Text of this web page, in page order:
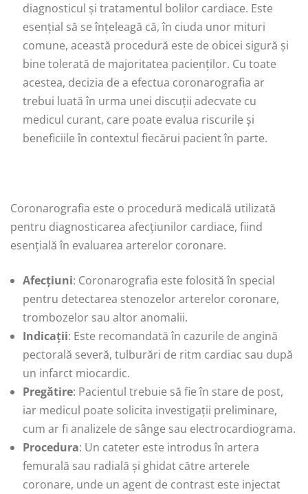
diagnosticul și tratamentul bolilor cardiace. Este
esențial să se înțeleagă că, în ciuda unor mituri
comune, această procedură este de obicei sigură și
bine tolerată de majoritatea pacienților. Cu toate
acestea, decizia de a efectua coronarografia ar
trebui luată în urma unei discuții adecvate cu
medicul curant, care poate evalua riscurile și
beneficiile în contextul fiecărui pacient în parte.
Coronarografia este o procedură medicală utilizată
pentru diagnosticarea afecțiunilor cardiace, fiind
esențială în evaluarea arterelor coronare.
Afecțiuni: Coronarografia este folosită în special
pentru detectarea stenozelor arterelor coronare,
trombozelor sau altor anomalii.
Indicații: Este recomandată în cazurile de angină
pectorală severă, tulburări de ritm cardiac sau după
un infarct miocardic.
Pregătire: Pacientul trebuie să fie în stare de post,
iar medicul poate solicita investigații preliminare,
cum ar fi analizele de sânge sau electrocardiograma.
Procedura: Un cateter este introdus în artera
femurală sau radială și ghidat către arterele
coronare, unde un agent de contrast este injectat